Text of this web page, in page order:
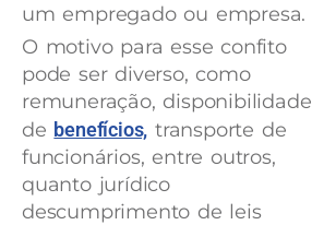
um empregado ou empresa.
O motivo para esse confito
pode ser diverso, como
remuneração, disponibilidade
de benefícios, transporte de
funcionários, entre outros,
quanto jurídico
descumprimento de leis